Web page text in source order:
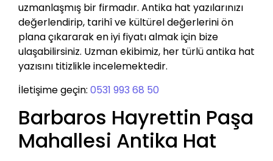
uzmanlaşmış bir firmadır. Antika hat yazılarınızı
değerlendirip, tarihî ve kültürel değerlerini ön
plana çıkararak en iyi fiyatı almak için bize
ulaşabilirsiniz. Uzman ekibimiz, her türlü antika hat
yazısını titizlikle incelemektedir.
İletişime geçin: 0531 993 68 50
Barbaros Hayrettin Paşa
Mahallesi Antika Hat